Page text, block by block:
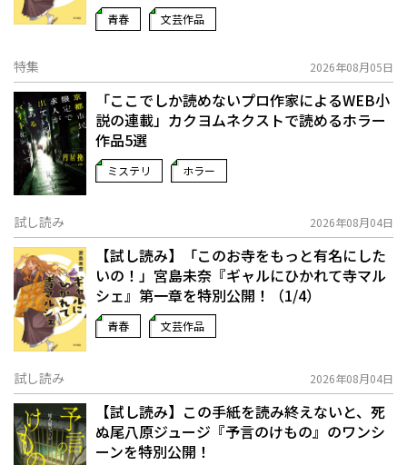
青春 文芸作品
特集 2026年08月05日
「ここでしか読めないプロ作家によるWEB小
説の連載」――カクヨムネクストで読めるホラー
作品5選
ミステリ ホラー
試し読み 2026年08月04日
【試し読み】「このお寺をもっと有名にした
いの！」宮島未奈『ギャルにひかれて寺マル
シェ』第一章を特別公開！（1/4）
青春 文芸作品
試し読み 2026年08月04日
【試し読み】この手紙を読み終えないと、死
ぬ――尾八原ジュージ『予言のけもの』のワンシ
ーンを特別公開！